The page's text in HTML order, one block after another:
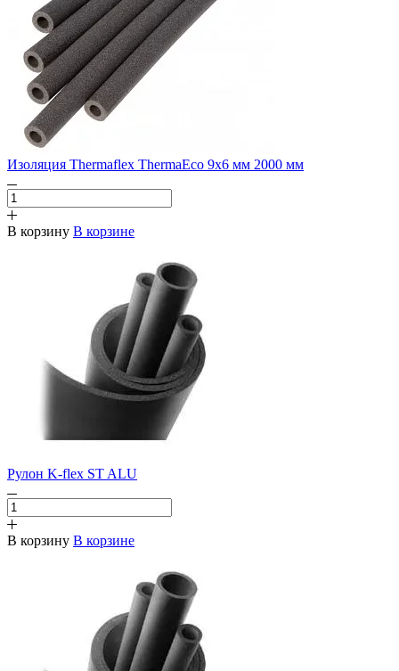
Изоляция Thermaflex ThermaEco 9х6 мм 2000 мм
В корзину В корзине
Рулон K-flex ST ALU
В корзину В корзине